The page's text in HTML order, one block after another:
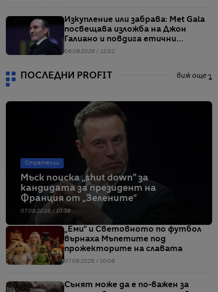
Изкупление или забрава: Met Gala
посвещава изложба на Джон
Галиано и повдига етични
въпроси
06.08.2026 / 12:02
ПОСЛЕДНИ PROFIT виж още
Стратегии
Мъск поиска „shut down” за
кандидата за президент на
Франция от „Зелените“
07.08.2026 / 10:38
„Еми“ и Световното по футбол
върнаха Мъпетите под
прожекторите на славата
07.08.2026 / 10:06
Сънят може да е по-важен за